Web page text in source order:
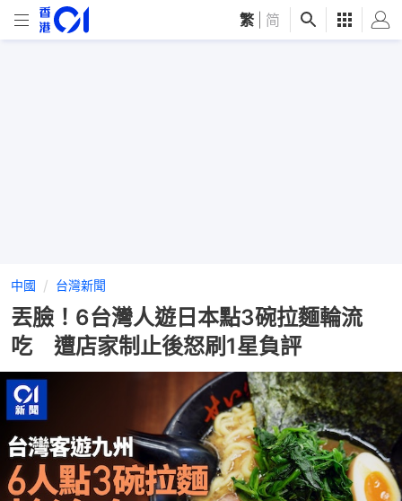
繁 简
中國 台灣新聞
丟臉！6台灣人遊日本點3碗拉麵輪流
吃 遭店家制止後怒刷1星負評